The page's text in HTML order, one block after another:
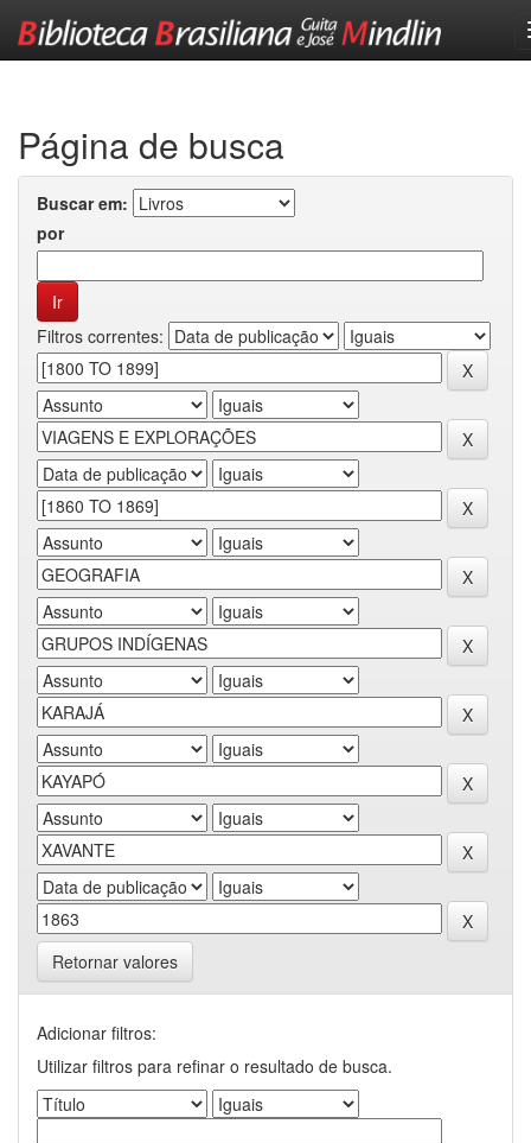
Página de busca
Buscar em:
por
Filtros correntes:
Retornar valores
Adicionar filtros:
Utilizar filtros para refinar o resultado de busca.